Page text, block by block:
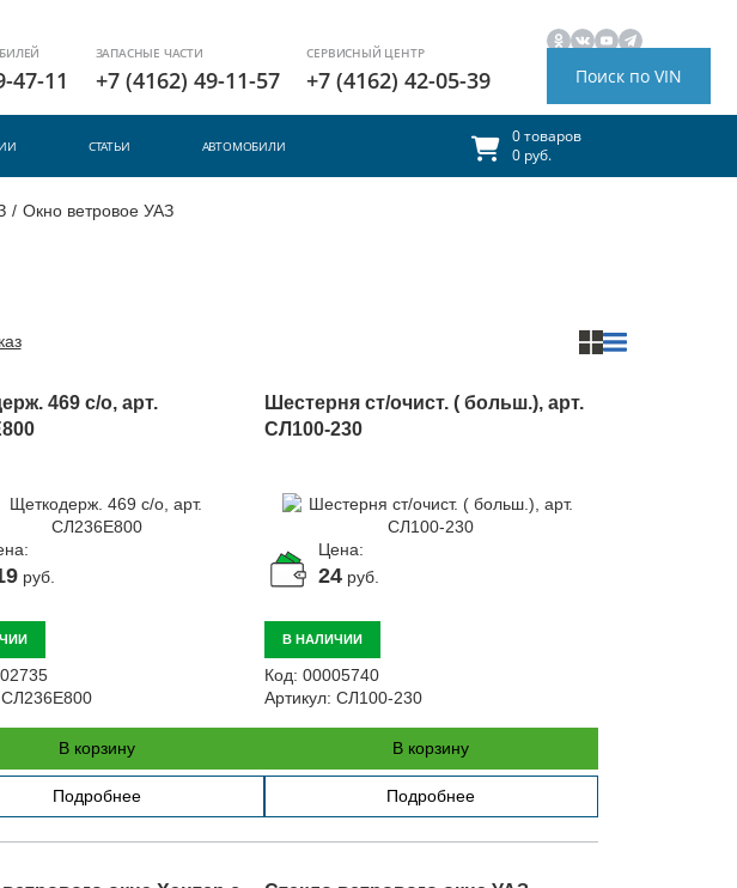
47-11
ЗАПАСНЫЕ ЧАСТИ
+7 (4162) 49-11-57
СЕРВИСНЫЙ ЦЕНТР
+7 (4162) 42-05-39 Поиск по VIN
СТАТЬИ АВТОМОБИЛИ
0 товаров
0 руб.
/ Окно ветровое УАЗ
469 с/о, арт.
руб.
СЛ236Е800
В корзину
Подробнее
Шестерня ст/очист. ( больш.), арт.
СЛ100-230
Цена:
24руб.
В НАЛИЧИИ
Код: 00005740
Артикул: СЛ100-230
В корзину
Подробнее